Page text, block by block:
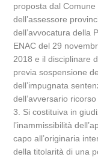
proposta dal
dell’assessore
dell’avvocatura della
ENAC del 29
2018 e il disciplinare
previa sospensione
dell’impugnata
dell’avversario
3. Si costituiva in
l’inammissibilità
capo all’originaria
della titolarità di una